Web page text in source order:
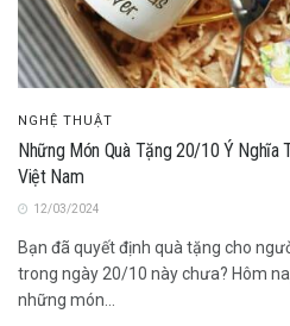
NGHỆ THUẬT
Những Món Quà Tặng 20/10 Ý Nghĩa
Việt Nam
12/03/2024
Bạn đã quyết định quà tặng cho
trong ngày 20/10 này chưa? Hôm
những món...